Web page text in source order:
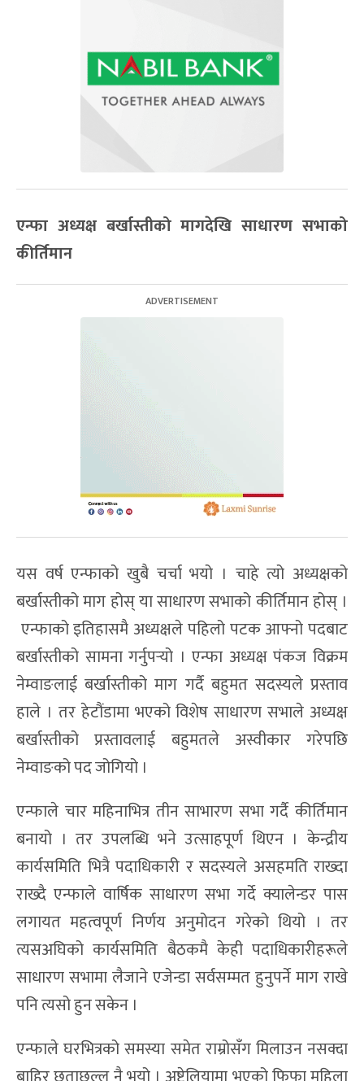
एन्फा अध्यक्ष बर्खास्तीको मागदेखि साधारण सभाको
कीर्तिमान
यस वर्ष एन्फाको खुबै चर्चा भयो । चाहे त्यो अध्यक्षको
बर्खास्तीको माग होस् या साधारण सभाको कीर्तिमान होस् ।
एन्फाको इतिहासमै अध्यक्षले पहिलो पटक आफ्नो पदबाट
बर्खास्तीको सामना गर्नुपर्‍यो । एन्फा अध्यक्ष पंकज विक्रम
नेम्वाङलाई बर्खास्तीको माग गर्दै बहुमत सदस्यले प्रस्ताव
हाले । तर हेटौंडामा भएको विशेष साधारण सभाले अध्यक्ष
बर्खास्तीको प्रस्तावलाई बहुमतले अस्वीकार गरेपछि
नेम्वाङको पद जोगियो ।
एन्फाले चार महिनाभित्र तीन साभारण सभा गर्दै कीर्तिमान
बनायो । तर उपलब्धि भने उत्साहपूर्ण थिएन । केन्द्रीय
कार्यसमिति भित्रै पदाधिकारी र सदस्यले असहमति राख्दा
राख्दै एन्फाले वार्षिक साधारण सभा गर्दे क्यालेन्डर पास
लगायत महत्वपूर्ण निर्णय अनुमोदन गरेको थियो । तर
त्यसअघिको कार्यसमिति बैठकमै केही पदाधिकारीहरूले
साधारण सभामा लैजाने एजेन्डा सर्वसम्मत हुनुपर्ने माग राखे
पनि त्यसो हुन सकेन ।
एन्फाले घरभित्रको समस्या समेत राम्रोसँग मिलाउन नसक्दा